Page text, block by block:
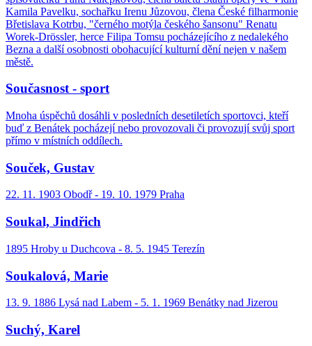
Kamila Pavelku, sochařku Irenu Jůzovou, člena České filharmonie
Břetislava Kotrbu, "černého motýla českého šansonu" Renatu
Worek-Drössler, herce Filipa Tomsu pocházejícího z nedalekého
Bezna a další osobnosti obohacující kulturní dění nejen v našem
městě.
Současnost - sport
Mnoha úspěchů dosáhli v posledních desetiletích sportovci, kteří
buď z Benátek pocházejí nebo provozovali či provozují svůj sport
přímo v místních oddílech.
Souček, Gustav
22. 11. 1903 Obodř - 19. 10. 1979 Praha
Soukal, Jindřich
1895 Hroby u Duchcova - 8. 5. 1945 Terezín
Soukalová, Marie
13. 9. 1886 Lysá nad Labem - 5. 1. 1969 Benátky nad Jizerou
Suchý, Karel